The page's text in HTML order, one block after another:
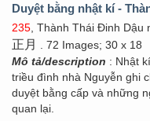
Duyệt bằng nhật kí -
235 , Thành Thái Đinh
正月
. 72 Images; 30 x 18
Mô tả/description : Nhật
triều đình nhà Nguyễn ghi
duyệt bằng cấp và những
quan lại.